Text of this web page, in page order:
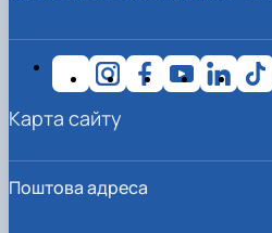
Поштова адреса
Карта сайту